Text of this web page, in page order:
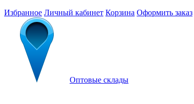
Избранное Личный кабинет Корзина Оформить заказ
Оптовые склады